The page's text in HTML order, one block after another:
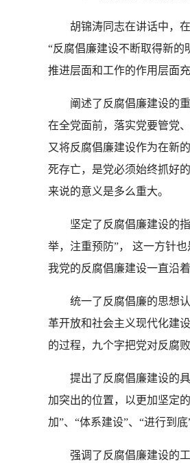
胡锦涛同志在讲话中，在
“反腐倡廉建设不断取得新的
推进层面和工作的作用层面
阐述了反腐倡廉建设的重
在全党面前，落实党要管党
又将反腐倡廉建设作为在新
死存亡，是党必须始终抓好
来说的意义是多么重大。
坚定了反腐倡廉建设的指
举，注重预防”， 这一方针
我党的反腐倡廉建设一直沿
统一了反腐倡廉的思想认
革开放和社会主义现代化建
的过程，九个字把党对反腐
提出了反腐倡廉建设的具
加突出的位置，以更加坚定
加”、“体系建设”、“进行到
强调了反腐倡廉建设的工